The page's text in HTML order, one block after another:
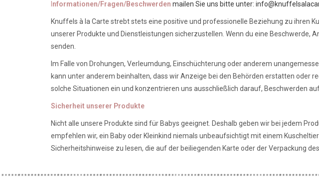
nformationen/Fragen/Beschwerden mailen Sie uns bitte unter:
Knuffels à la Carte strebt stets eine positive und professionelle Beziehung zu ihren
unserer Produkte und Dienstleistungen sicherzustellen. Wenn du eine Beschwerde,
senden.
Im Falle von Drohungen, Verleumdung, Einschüchterung oder anderem
kann unter anderem beinhalten, dass wir Anzeige bei den Behörden erstatten
solche Situationen ein und konzentrieren uns ausschließlich darauf, Beschwerden
Sicherheit unserer Produkte
Nicht alle unsere Produkte sind für Babys geeignet. Deshalb geben wir bei jedem
empfehlen wir, ein Baby oder Kleinkind niemals unbeaufsichtigt mit einem
Sicherheitshinweise zu lesen, die auf der beiliegenden Karte oder der Verpackung